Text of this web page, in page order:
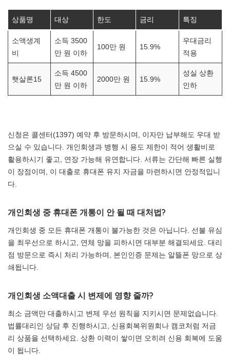
상품명 대상 한도 금리 특징
소액생계
비
소득 3500
만 원 이하
100만 원 15.9%
우대금리
적용
햇살론15
소득 4500
만 원 이하
2000만 원 15.9%
성실 상환
인하
신청은 콜센터(1397) 예약 후 방문하시며, 이자만 납부해도 우대 받
으실 수 있습니다. 개인회생과 병행 시 용도 제한이 적어 생활비로
활용하시기 좋고, 연장 가능해 유연합니다. 서류는 간단해 빠른 실행
이 장점이며, 이 대출로 휴대폰 유지 자금을 마련하시면 안정적입니
다.
개인회생 중 휴대폰 개통이 안 될 때 대처법?
개인회생 중 모든 휴대폰 개통이 불가능한 것은 아닙니다. 선불 유심
을 최우선으로 하시고, 연체 망을 피하시면 대부분 해결되세요. 대리
점 방문으로 즉시 처리 가능하며, 본인인증 문제는 알뜰폰 망으로 상
쇄됩니다.
개인회생 소액대출 시 변제에 영향 줄까?
최소 금액만 대출하시고 변제 우선 원칙을 지키시면 문제없습니다.
법률대리인 상담 후 진행하시고, 신용회복위원회나 캠코처럼 저금
리 상품을 선택하세요. 상환 이력이 쌓이면 오히려 신용 회복에 도움
이 됩니다.